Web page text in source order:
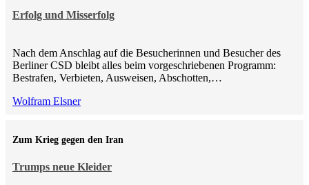
Erfolg und Misserfolg
Nach dem Anschlag auf die Besucherinnen und Besucher des
Berliner CSD bleibt alles beim vorgeschriebenen Programm:
Bestrafen, Verbieten, Ausweisen, Abschotten,…
Wolfram Elsner
Trumps neue Kleider
Zum Krieg gegen den Iran